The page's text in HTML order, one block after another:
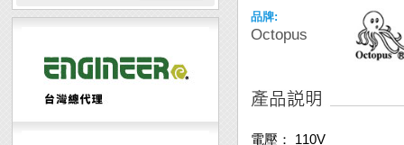
品牌:
Octopus
電壓： 110V